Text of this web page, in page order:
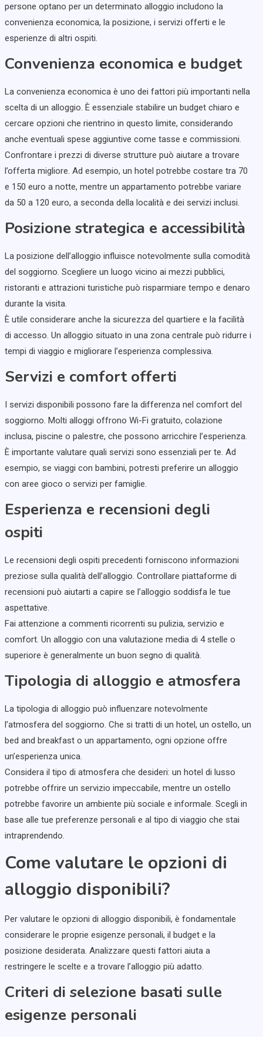
persone optano per un determinato alloggio includono la
convenienza economica, la posizione, i servizi offerti e le
esperienze di altri ospiti.
Convenienza economica e budget
La convenienza economica è uno dei fattori più importanti nella
scelta di un alloggio. È essenziale stabilire un budget chiaro e
cercare opzioni che rientrino in questo limite, considerando
anche eventuali spese aggiuntive come tasse e commissioni.
Confrontare i prezzi di diverse strutture può aiutare a trovare
l’offerta migliore. Ad esempio, un hotel potrebbe costare tra 70
e 150 euro a notte, mentre un appartamento potrebbe variare
da 50 a 120 euro, a seconda della località e dei servizi inclusi.
Posizione strategica e accessibilità
La posizione dell’alloggio influisce notevolmente sulla comodità
del soggiorno. Scegliere un luogo vicino ai mezzi pubblici,
ristoranti e attrazioni turistiche può risparmiare tempo e denaro
durante la visita.
È utile considerare anche la sicurezza del quartiere e la facilità
di accesso. Un alloggio situato in una zona centrale può ridurre i
tempi di viaggio e migliorare l’esperienza complessiva.
Servizi e comfort offerti
I servizi disponibili possono fare la differenza nel comfort del
soggiorno. Molti alloggi offrono Wi-Fi gratuito, colazione
inclusa, piscine o palestre, che possono arricchire l’esperienza.
È importante valutare quali servizi sono essenziali per te. Ad
esempio, se viaggi con bambini, potresti preferire un alloggio
con aree gioco o servizi per famiglie.
Esperienza e recensioni degli
ospiti
Le recensioni degli ospiti precedenti forniscono informazioni
preziose sulla qualità dell’alloggio. Controllare piattaforme di
recensioni può aiutarti a capire se l’alloggio soddisfa le tue
aspettative.
Fai attenzione a commenti ricorrenti su pulizia, servizio e
comfort. Un alloggio con una valutazione media di 4 stelle o
superiore è generalmente un buon segno di qualità.
Tipologia di alloggio e atmosfera
La tipologia di alloggio può influenzare notevolmente
l’atmosfera del soggiorno. Che si tratti di un hotel, un ostello, un
bed and breakfast o un appartamento, ogni opzione offre
un’esperienza unica.
Considera il tipo di atmosfera che desideri: un hotel di lusso
potrebbe offrire un servizio impeccabile, mentre un ostello
potrebbe favorire un ambiente più sociale e informale. Scegli in
base alle tue preferenze personali e al tipo di viaggio che stai
intraprendendo.
Come valutare le opzioni di
alloggio disponibili?
Per valutare le opzioni di alloggio disponibili, è fondamentale
considerare le proprie esigenze personali, il budget e la
posizione desiderata. Analizzare questi fattori aiuta a
restringere le scelte e a trovare l’alloggio più adatto.
Criteri di selezione basati sulle
esigenze personali